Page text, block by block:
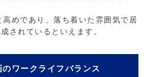
めであり、落ち着いた雰囲気で居
されているといえます。
ワークライフバランス